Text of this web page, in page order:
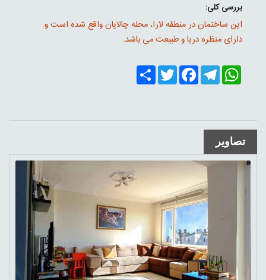
بررسی کلی:
این ساختمان در منطقه لارا، محله چالایان واقع شده است و
دارای منظره دریا و طبیعت می باشد.
ShareTwitter
FacebookTelegramWhatsApp
تصاویر